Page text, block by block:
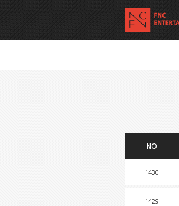
NO
1430
1429